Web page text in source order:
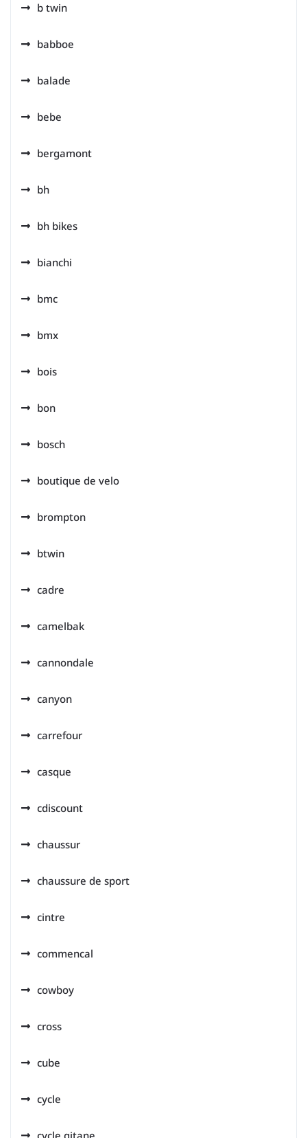
b twin
babboe
balade
bebe
bergamont
bh
bh bikes
bianchi
bmc
bmx
bois
bon
bosch
boutique de velo
brompton
btwin
cadre
camelbak
cannondale
canyon
carrefour
casque
cdiscount
chaussur
chaussure de sport
cintre
commencal
cowboy
cross
cube
cycle
cycle gitane